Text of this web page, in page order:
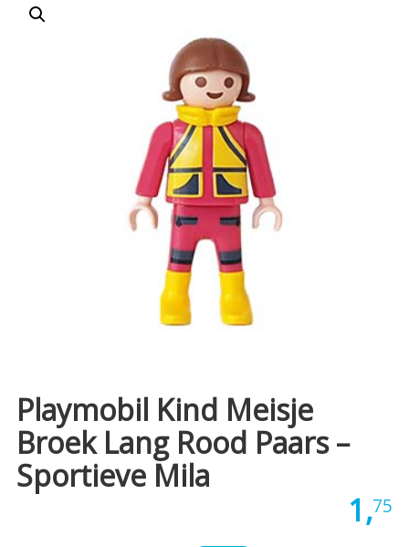
Playmobil Kind Meisje
Broek Lang Rood Paars –
Sportieve Mila
1,75